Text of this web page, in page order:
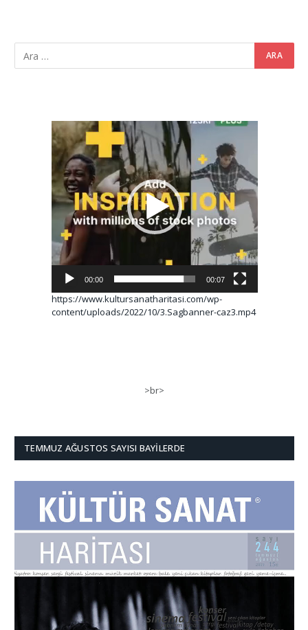
Video
oynatıcı
00:00 00:07
https://www.kultursanatharitasi.com/wp-
content/uploads/2022/10/3.Sagbanner-caz3.mp4
>br>
TEMMUZ AĞUSTOS SAYISI BAYILERDE